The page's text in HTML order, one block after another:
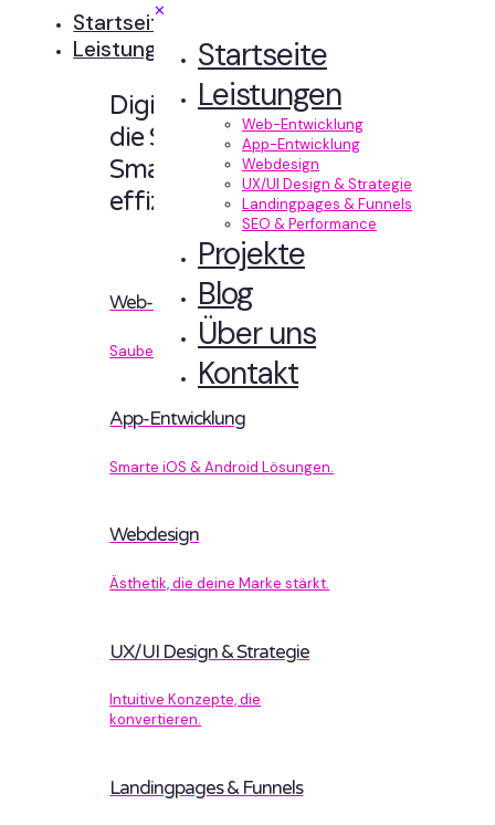
✕
Startseite
Leistungen
Web-Entwicklung
App-Entwicklung
Webdesign
UX/UI Design & Strategie
Landingpages & Funnels
SEO & Performance
Projekte
Blog
Über uns
Kontakt
Startseite
Leistungen
Digitale Erlebnisse,
die Sinn machen.
Smart designt und
effizient entwickelt.
Web-Entwicklung
Sauberer Code, der performt.
App-Entwicklung
Smarte iOS & Android Lösungen.
Webdesign
Ästhetik, die deine Marke stärkt.
UX/UI Design & Strategie
Intuitive Konzepte, die
konvertieren.
Landingpages & Funnels